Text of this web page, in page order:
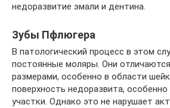
недоразвитие эмали и дентина.
Зубы Пфлюгера
В патологический процесс в этом
постоянные моляры. Они
размерами, особенно в области
поверхность недоразвита,
участки. Однако это не нарушает